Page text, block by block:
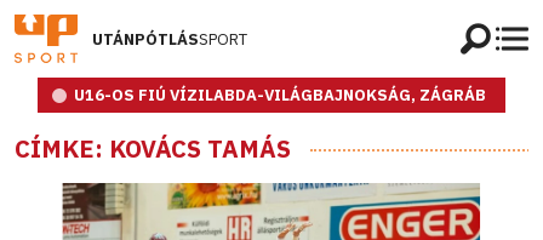
UTÁNPÓTLÁSSPORT
U16-OS FIÚ VÍZILABDA-VILÁGBAJNOKSÁG, ZÁGRÁB
CÍMKE: KOVÁCS TAMÁS